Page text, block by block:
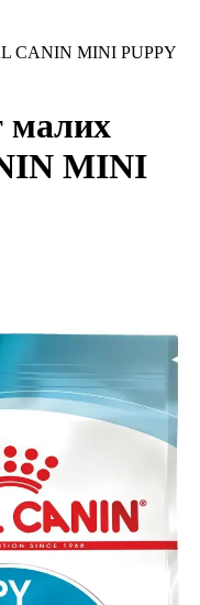
CANIN MINI PUPPY
малих
MINI